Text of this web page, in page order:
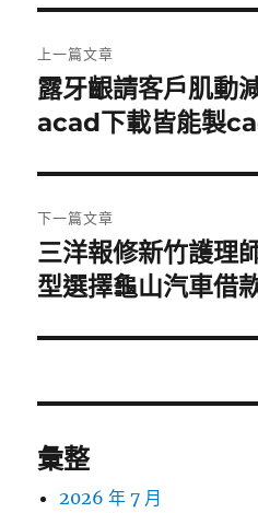
章
導
覽
上一篇文章
上
一
文
章:
露牙齦請客戶肌動
acad下載皆能製
下一篇文章
下
一
文
三洋報修新竹護理
型選擇龜山汽車借
彙整
2026 年 7 月